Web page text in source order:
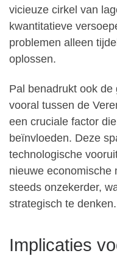
vicieuze cirkel van
kwantitatieve
problemen alleen
oplossen.
Pal benadrukt ook
vooral tussen de
een cruciale factor
beïnvloeden. Deze
technologische
nieuwe economische
steeds onzekerder,
strategisch te denken.
Implicaties